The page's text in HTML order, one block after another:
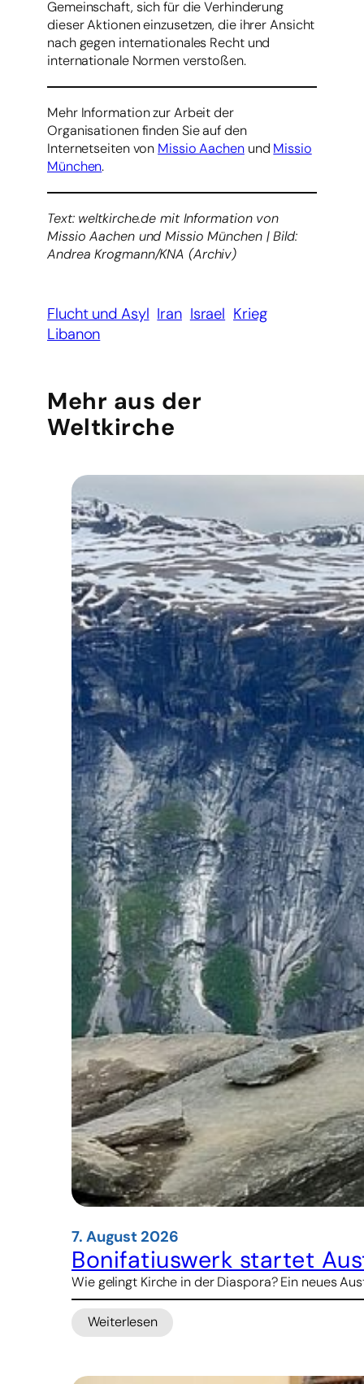
Gemeinschaft, sich für die Verhinderung
dieser Aktionen einzusetzen, die ihrer Ansicht
nach gegen internationales Recht und
internationale Normen verstoßen.
Mehr Information zur Arbeit der
Organisationen finden Sie auf den
Internetseiten von Missio Aachenund Missio
München.
Text: weltkirche.de mit Information von
Missio Aachen und Missio München | Bild:
Andrea Krogmann/KNA (Archiv)
Flucht und Asyl Iran Israel Krieg
Libanon
Mehr aus der
Weltkirche
7. August 2026
Bonifatiuswerk startet
Wie gelingt Kirche in der Diaspora? Ein neues
Weiterlesen
: